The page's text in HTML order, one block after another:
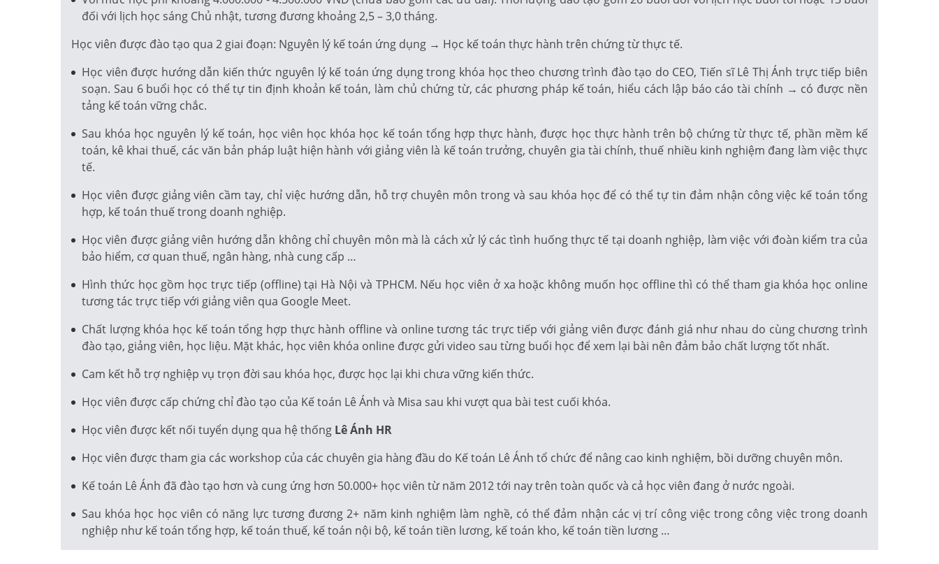
đối với lịch học sáng Chủ nhật, tương đương khoảng 2,5 – 3,0 tháng.
Học viên được đào tạo qua 2 giai đoạn: Nguyên lý kế toán ứng dụng → Học kế toán thực hành trên chứng từ thực tế.
Học viên được hướng dẫn kiến thức nguyên lý kế toán ứng dụng trong khóa học theo chương trình đào tạo do CEO, Tiến sĩ Lê Thị Ánh trực tiếp biên
soạn. Sau 6 buổi học có thể tự tin định khoản kế toán, làm chủ chứng từ, các phương pháp kế toán, hiểu cách lập báo cáo tài chính → có được nền
tảng kế toán vững chắc.
Sau khóa học nguyên lý kế toán, học viên học khóa học kế toán tổng hợp thực hành, được học thực hành trên bộ chứng từ thực tế, phần mềm kế
toán, kê khai thuế, các văn bản pháp luật hiện hành với giảng viên là kế toán trưởng, chuyên gia tài chính, thuế nhiều kinh nghiệm đang làm việc thực
tế.
Học viên được giảng viên cầm tay, chỉ việc hướng dẫn, hỗ trợ chuyên môn trong và sau khóa học để có thể tự tin đảm nhận công việc kế toán tổng
hợp, kế toán thuế trong doanh nghiệp.
Học viên được giảng viên hướng dẫn không chỉ chuyên môn mà là cách xử lý các tình huống thực tế tại doanh nghiệp, làm việc với đoàn kiểm tra của
bảo hiểm, cơ quan thuế, ngân hàng, nhà cung cấp …
Hình thức học gồm học trực tiếp (offline) tại Hà Nội và TPHCM. Nếu học viên ở xa hoặc không muốn học offline thì có thể tham gia khóa học online
tương tác trực tiếp với giảng viên qua Google Meet.
Chất lượng khóa học kế toán tổng hợp thực hành offline và online tương tác trực tiếp với giảng viên được đánh giá như nhau do cùng chương trình
đào tạo, giảng viên, học liệu. Mặt khác, học viên khóa online được gửi video sau từng buổi học để xem lại bài nên đảm bảo chất lượng tốt nhất.
Cam kết hỗ trợ nghiệp vụ trọn đời sau khóa học, được học lại khi chưa vững kiến thức.
Học viên được cấp chứng chỉ đào tạo của Kế toán Lê Ánh và Misa sau khi vượt qua bài test cuối khóa.
Học viên được kết nối tuyển dụng qua hệ thống Lê Ánh HR
Học viên được tham gia các workshop của các chuyên gia hàng đầu do Kế toán Lê Ánh tổ chức để nâng cao kinh nghiệm, bồi dưỡng chuyên môn.
Kế toán Lê Ánh đã đào tạo hơn và cung ứng hơn 50.000+ học viên từ năm 2012 tới nay trên toàn quốc và cả học viên đang ở nước ngoài.
Sau khóa học học viên có năng lực tương đương 2+ năm kinh nghiệm làm nghề, có thể đảm nhận các vị trí công việc trong công việc trong doanh
nghiệp như kế toán tổng hợp, kế toán thuế, kế toán nội bộ, kế toán tiền lương, kế toán kho, kế toán tiền lương …